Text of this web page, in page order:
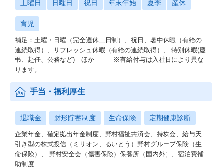
土曜日 日曜日 祝日 年末年始 夏季 産休
育児
補足：土曜・日曜（完全週休二日制）、祝日、暑中休暇（有給の
連続取得）、リフレッシュ休暇（有給の連続取得）、 特別休暇(慶
弔、赴任、公務など) ほか ※有給付与は入社日により異な
ります。
手当・福利厚生
退職金 財形貯蓄制度 生命保険 定期健康診断
企業年金、確定拠出年金制度、野村福祉共済会、持株会、給与天
引き型の株式投信（ミリオン、るいとう）野村グループ保険（生
命保険）、 野村安全会（傷害保険）保養所（国内外）、宿泊費補
助制度